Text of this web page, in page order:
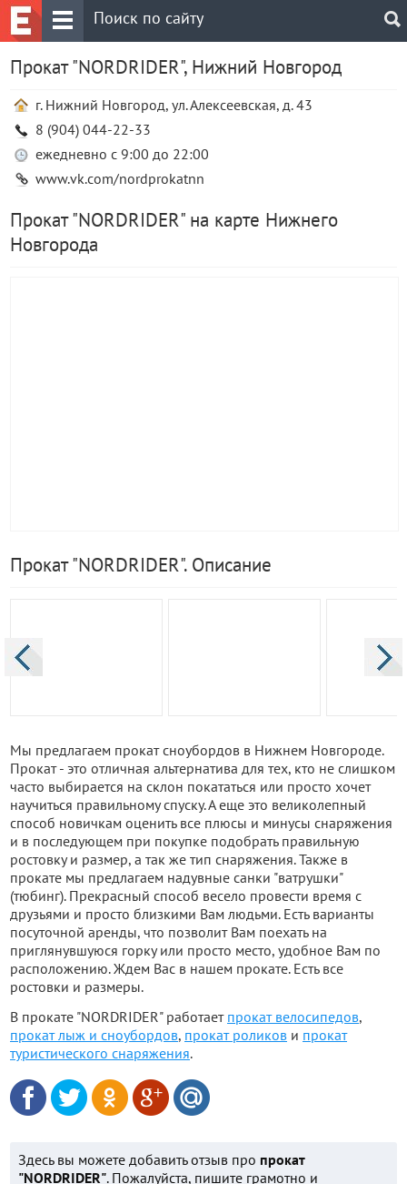
Прокат "NORDRIDER", Нижний Новгород
г. Нижний Новгород, ул. Алексеевская, д. 43
8 (904) 044-22-33
ежедневно с 9:00 до 22:00
www.vk.com/nordprokatnn
Прокат "NORDRIDER" на карте Нижнего
Новгорода
Прокат "NORDRIDER". Описание
Мы предлагаем прокат сноубордов в Нижнем Новгороде.
Прокат - это отличная альтернатива для тех, кто не слишком
часто выбирается на склон покататься или просто хочет
научиться правильному спуску. А еще это великолепный
способ новичкам оценить все плюсы и минусы снаряжения
и в последующем при покупке подобрать правильную
ростовку и размер, а так же тип снаряжения. Также в
прокате мы предлагаем надувные санки "ватрушки"
(тюбинг). Прекрасный способ весело провести время с
друзьями и просто близкими Вам людьми. Есть варианты
посуточной аренды, что позволит Вам поехать на
приглянувшуюся горку или просто место, удобное Вам по
расположению. Ждем Вас в нашем прокате. Есть все
ростовки и размеры.
В прокате "NORDRIDER" работает прокат велосипедов,
прокат лыж и сноубордов, прокат роликов и прокат
туристического снаряжения.
Здесь вы можете добавить отзыв про прокат
"NORDRIDER". Пожалуйста, пишите грамотно и